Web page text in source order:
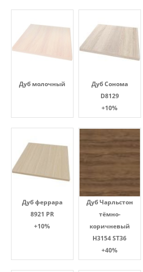
Дуб молочный
Дуб Сонома
D8129
+10%
Дуб феррара
8921 PR
+10%
Дуб Чарльстон
тёмно-
коричневый
H3154 ST36
+40%